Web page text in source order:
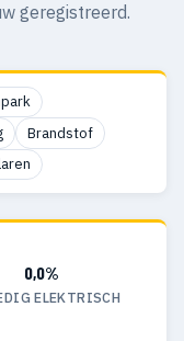
geregistreerd.
Brandstof
0,0%
ELEKTRISCH